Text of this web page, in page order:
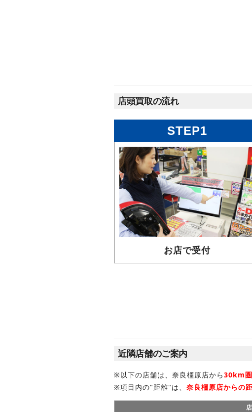
店頭買取の流れ
STEP1
お店で受付
近隣店舗のご案内
※以下の店舗は、奈良橿原店から30km
※項目内の"距離"は、 奈良橿原店からの